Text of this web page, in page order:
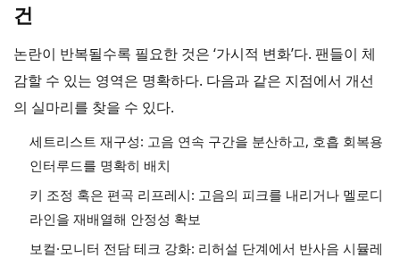
건
논란이 반복될수록 필요한 것은 ‘가시적 변화’다. 팬들이 체
감할 수 있는 영역은 명확하다. 다음과 같은 지점에서 개선
의 실마리를 찾을 수 있다.
세트리스트 재구성: 고음 연속 구간을 분산하고, 호흡 회복용
인터루드를 명확히 배치
키 조정 혹은 편곡 리프레시: 고음의 피크를 내리거나 멜로디
라인을 재배열해 안정성 확보
보컬·모니터 전담 테크 강화: 리허설 단계에서 반사음 시뮬레